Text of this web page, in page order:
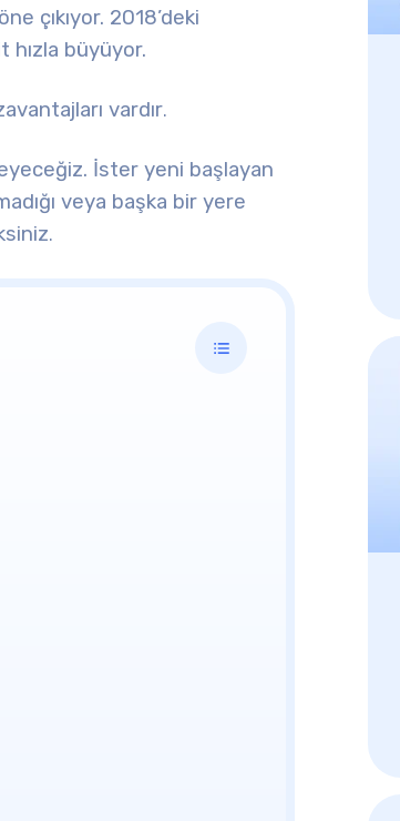
çıkıyor. 2018’deki
hızla büyüyor.
vardır.
İster yeni başlayan
veya başka bir yere
.